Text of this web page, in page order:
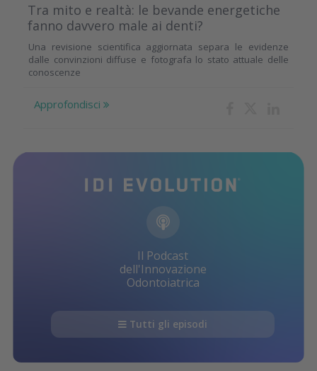
Tra mito e realtà: le bevande energetiche
fanno davvero male ai denti?
Una revisione scientifica aggiornata separa le evidenze
dalle convinzioni diffuse e fotografa lo stato attuale delle
conoscenze
Approfondisci
Il Podcast
dell'Innovazione
Odontoiatrica
Tutti gli episodi